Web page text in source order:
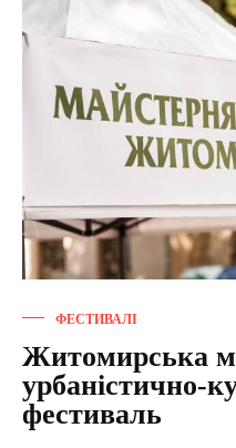
ФЕСТИВАЛІ
Житомирська
урбаністично-
фестиваль